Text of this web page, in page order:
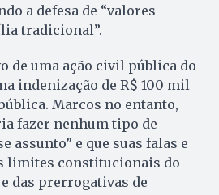
a defesa de “valores
tradicional”.
de uma ação civil pública do
indenização de R$ 100 mil
Marcos no entanto,
fazer nenhum tipo de
assunto” e que suas falas e
limites constitucionais do
das prerrogativas de